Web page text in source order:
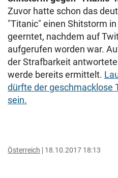
Zuvor hatte schon das
"Titanic" einen Shitstorm
geerntet, nachdem auf
aufgerufen worden war.
der Strafbarkeit
werde bereits ermittelt.
dürfte der geschmacklose
sein.
Österreich 18.10.2017 18:13